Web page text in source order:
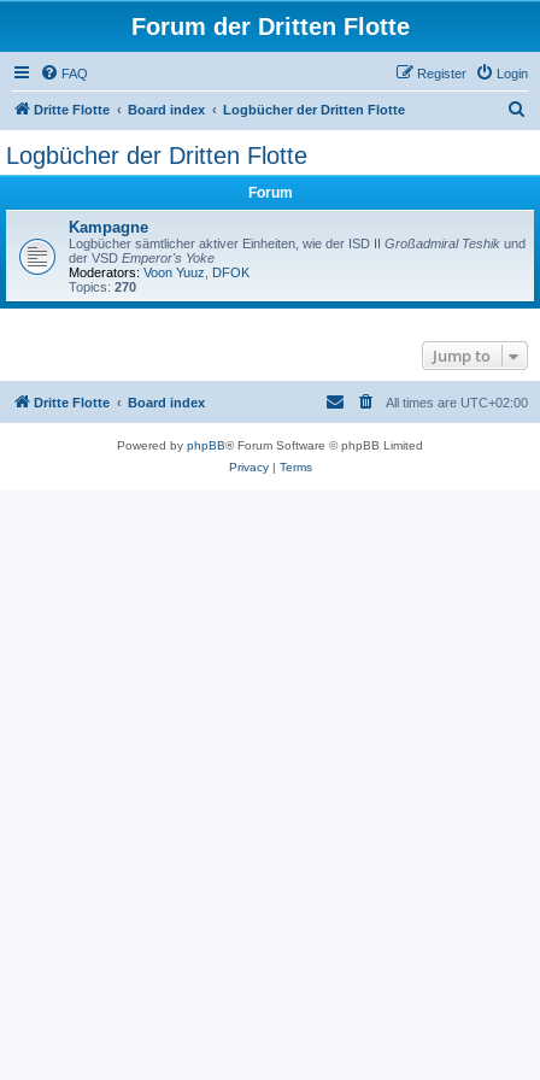
Forum der Dritten Flotte
FAQ Login
Register
Dritte Flotte Board index Logbücher der Dritten Flotte
Logbücher der Dritten Flotte
Forum
Kampagne
Logbücher sämtlicher aktiver Einheiten, wie der ISD II Großadmiral Teshik und
der VSD Emperor's Yoke
Moderators: Voon Yuuz
DFOK
Topics: 270
Jump to
Dritte Flotte Board index All times are UTC+02:00
Powered by phpBB® Forum Software © phpBB Limited
Privacy| Terms